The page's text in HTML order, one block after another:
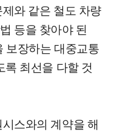
와 같은 철도 차량
등을 찾아야 된
보장하는 대중교통
록 최선을 다할 것
스와의 계약을 해